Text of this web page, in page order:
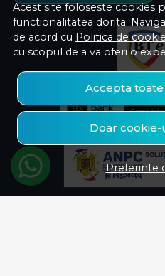
Acest site foloseste cookies
functionalitatea dorita.
de acord cu Politica de
cu scopul de a va oferi o
Accepta
Doar
Preferinte